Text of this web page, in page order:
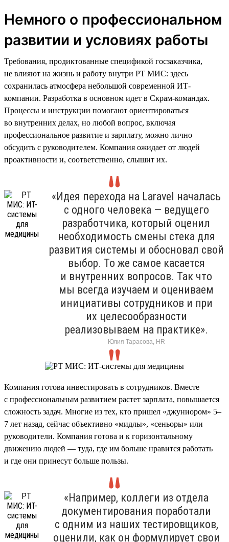
Немного о профессиональном
развитии и условиях работы
Требования, продиктованные спецификой госзаказчика,
не влияют на жизнь и работу внутри РТ МИС: здесь
сохранилась атмосфера небольшой современной ИТ-
компании. Разработка в основном идет в Скрам-командах.
Процессы и инструкции помогают ориентироваться
во внутренних делах, но любой вопрос, включая
профессиональное развитие и зарплату, можно лично
обсудить с руководителем. Компания ожидает от людей
проактивности и, соответственно, слышит их.
«Идея перехода на Laravel началась
с одного человека — ведущего
разработчика, который оценил
необходимость смены стека для
развития системы и обосновал свой
выбор. То же самое касается
и внутренних вопросов. Так что
мы всегда изучаем и оцениваем
инициативы сотрудников и при
их целесообразности
реализовываем на практике».
Юлия Тарасова, HR
Компания готова инвестировать в сотрудников. Вместе
с профессиональным развитием растет зарплата, повышается
сложность задач. Многие из тех, кто пришел «джуниором» 5–
7 лет назад, сейчас объективно «мидлы», «сеньоры» или
руководители. Компания готова и к горизонтальному
движению людей — туда, где им больше нравится работать
и где они принесут больше пользы.
«Например, коллеги из отдела
документирования поработали
с одним из наших тестировщиков,
оценили, как он формулирует свои